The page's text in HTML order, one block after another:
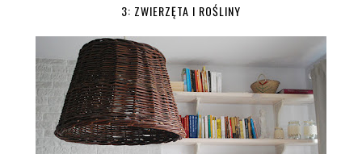
3: ZWIERZĘTA I ROŚLINY